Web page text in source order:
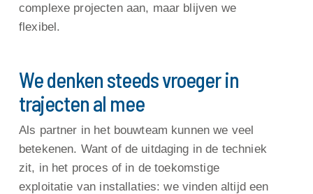
complexe projecten aan, maar blijven we
flexibel.
We denken steeds vroeger in
trajecten al mee
Als partner in het bouwteam kunnen we veel
betekenen. Want of de uitdaging in de techniek
zit, in het proces of in de toekomstige
exploitatie van installaties: we vinden altijd een